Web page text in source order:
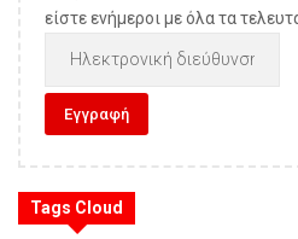
είστε ενήμεροι με όλα τα
Tags Cloud